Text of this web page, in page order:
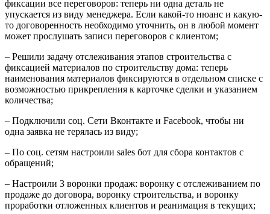
фиксации все переговоров: теперь ни одна деталь не
упускается из виду менеджера. Если какой-то нюанс и какую-
то договоренность необходимо уточнить, он в любой момент
может прослушать записи переговоров с клиентом;
– Решили задачу отслеживания этапов строительства с
фиксацией материалов по строительству дома: теперь
наименования материалов фиксируются в отдельном списке с
возможностью прикрепления к карточке сделки и указанием
количества;
– Подключили соц. Сети Вконтакте и Facebook, чтобы ни
одна заявка не терялась из виду;
– По соц. сетям настроили sales бот для сбора контактов с
обращений;
– Настроили 3 воронки продаж: воронку с отслеживанием по
продаже до договора, воронку строительства, и воронку
проработки отложенных клиентов и реанимация в текущих;